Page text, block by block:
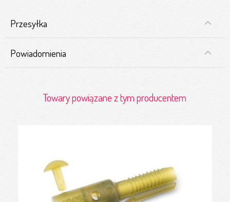
Przesyłka
Powiadomienia
Towary powiązane z tym producentem